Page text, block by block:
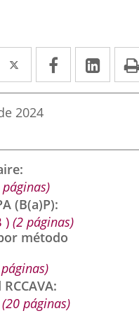
Twitter
Enlace
a
una
externa.
Facebook
Enlace
a
externa.
a
2024
(B(a)P)
) (2 páginas)
método
(20 páginas)